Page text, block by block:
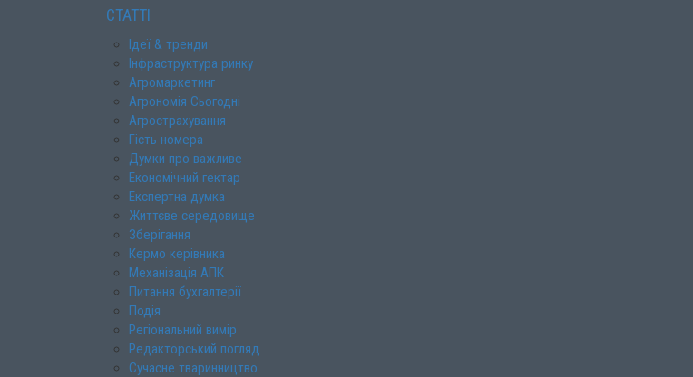
СТАТТІ
Ідеї & тренди
Інфраструктура ринку
Агромаркетинг
Агрономія Сьогодні
Агрострахування
Гість номера
Думки про важливе
Економічний гектар
Експертна думка
Життєве середовище
Зберігання
Кермо керівника
Механізація АПК
Питання бухгалтерії
Подія
Регіональний вимір
Редакторський погляд
Сучасне тваринництво